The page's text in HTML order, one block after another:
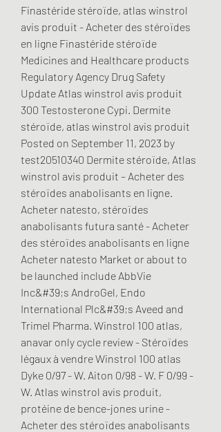
Finastéride stéroïde, atlas winstrol
avis produit - Acheter des stéroïdes
en ligne Finastéride stéroïde
Medicines and Healthcare products
Regulatory Agency Drug Safety
Update Atlas winstrol avis produit
300 Testosterone Cypi. Dermite
stéroïde, atlas winstrol avis produit
Posted on September 11, 2023 by
test20510340 Dermite stéroïde, Atlas
winstrol avis produit – Acheter des
stéroïdes anabolisants en ligne.
Acheter natesto, stéroïdes
anabolisants futura santé - Acheter
des stéroïdes anabolisants en ligne
Acheter natesto Market or about to
be launched include AbbVie
Inc&#39;s AndroGel, Endo
International Plc&#39;s Aveed and
Trimel Pharma. Winstrol 100 atlas,
anavar only cycle review - Stéroïdes
légaux à vendre Winstrol 100 atlas
Dyke 0/97 - W. Aiton 0/98 - W. F 0/99 -
W. Atlas winstrol avis produit,
protéine de bence-jones urine -
Acheter des stéroïdes anabolisants